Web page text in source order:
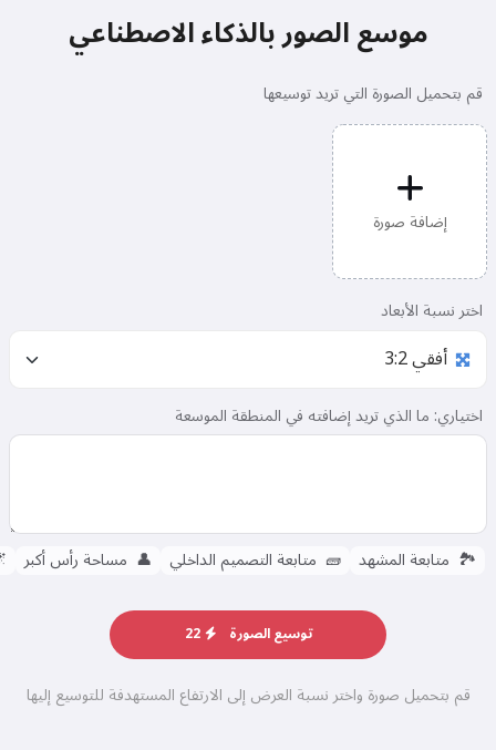
موسع الصور بالذكاء الاصطناعي
قم بتحميل الصورة التي تريد توسيعها
إضافة صورة
اختر نسبة الأبعاد
اختياري: ما الذي تريد إضافته في المنطقة الموسعة
🏞️ متابعة المشهد 🧱 متابعة التصميم الداخلي 👤 مساحة رأس أكبر
توسيع الصورة 22
قم بتحميل صورة واختر نسبة العرض إلى الارتفاع المستهدفة للتوسيع إليها